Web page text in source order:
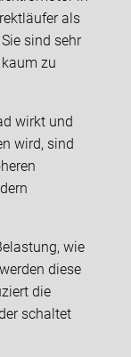
als
sind sehr
zu
wirkt und
wird, sind
wie
diese
die
schaltet